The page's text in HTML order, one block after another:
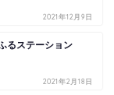
2021年12月9日
るステーション
2021年2月18日